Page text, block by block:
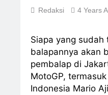
Redaksi 4 Years
Siapa yang sudah
balapannya akan
pembalap di
MotoGP,
Indonesia Mario